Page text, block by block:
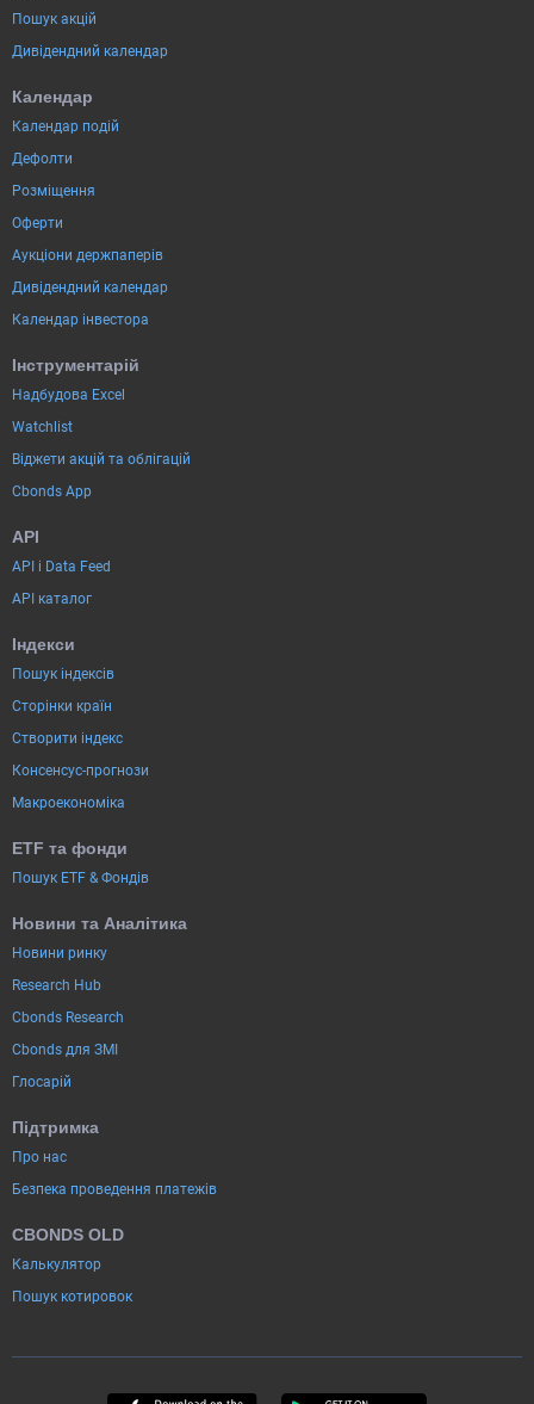
Пошук акцій
Дивідендний календар
Календар
Календар подій
Дефолти
Розміщення
Оферти
Аукціони держпаперів
Дивідендний календар
Календар інвестора
Інструментарій
Надбудова Excel
Watchlist
Віджети акцій та облігацій
Cbonds App
API
API і Data Feed
API каталог
Індекси
Пошук індексів
Сторінки країн
Створити індекс
Консенсус-прогнози
Макроекономіка
ETF та фонди
Пошук ETF & Фондів
Новини та Аналітика
Новини ринку
Research Hub
Cbonds Research
Cbonds для ЗМІ
Глосарій
Підтримка
Про нас
Безпека проведення платежів
CBONDS OLD
Калькулятор
Пошук котировок